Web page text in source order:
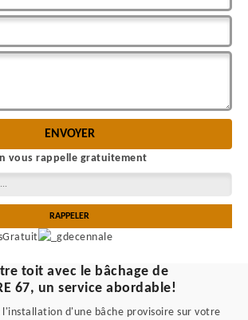
vous rappelle gratuitement
toit avec le bâchage de
67, un service abordable!
l'installation d'une bâche provisoire sur votre